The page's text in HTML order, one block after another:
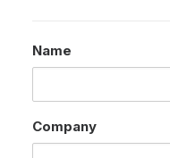
Name
Company